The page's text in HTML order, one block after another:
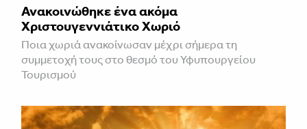
Ανακοινώθηκε ένα ακόμα
Χριστουγεννιάτικο Χωριό
Ποια χωριά ανακοίνωσαν μέχρι σήμερα τη
συμμετοχή τους στο θεσμό του Υφυπουργείου
Τουρισμού